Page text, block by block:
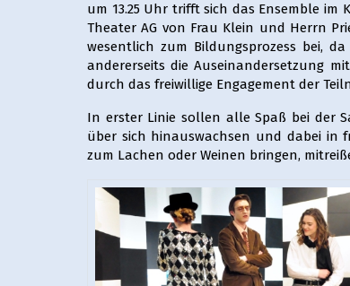
um 13.25 Uhr trifft sich das Ensemble im
Theater AG von Frau Klein und Herrn
wesentlich zum Bildungsprozess bei,
andererseits die Auseinandersetzung
durch das freiwillige Engagement der
In erster Linie sollen alle Spaß bei der
über sich hinauswachsen und dabei in
zum Lachen oder Weinen bringen,